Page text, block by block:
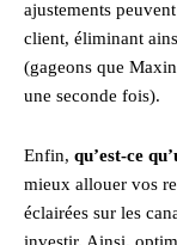
ajustements
client, éliminant
(gageons que
une seconde fois).
Enfin, qu’est-ce
mieux allouer vos
éclairées sur les
investir. Ainsi,